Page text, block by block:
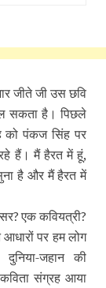
जीते जी उस छवि
सकता है। पिछले
को पंकज सिंह पर
हैं। मैं हैरत में हूं,
है और मैं हैरत में
?एक कवियत्री?
पर हम लोग
दुनिया-जहान की
संग्रह आया